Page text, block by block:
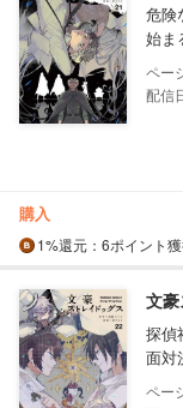
危険
始
配信
購入
1%還元 ：6ポイント
文豪
探偵
面対